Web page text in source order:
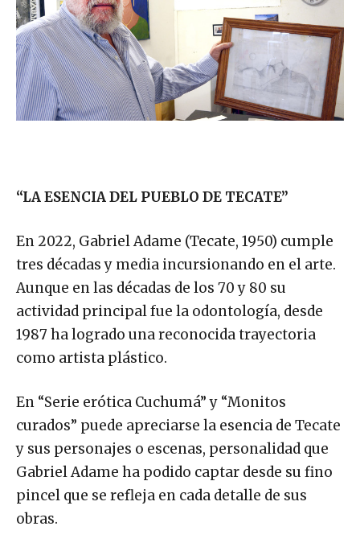
“LA ESENCIA DEL PUEBLO DE TECATE”
En 2022, Gabriel Adame (Tecate, 1950) cumple
tres décadas y media incursionando en el arte.
Aunque en las décadas de los 70 y 80 su
actividad principal fue la odontología, desde
1987 ha logrado una reconocida trayectoria
como artista plástico.
En “Serie erótica Cuchumá” y “Monitos
curados” puede apreciarse la esencia de Tecate
y sus personajes o escenas, personalidad que
Gabriel Adame ha podido captar desde su fino
pincel que se refleja en cada detalle de sus
obras.